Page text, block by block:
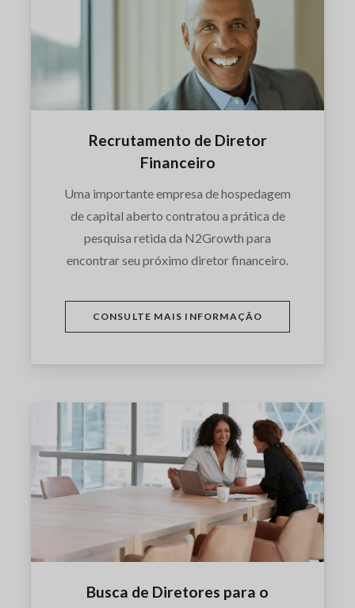
Recrutamento de Diretor
Financeiro
Uma importante empresa de hospedagem
de capital aberto contratou a prática de
pesquisa retida da N2Growth para
encontrar seu próximo diretor financeiro.
CONSULTE MAIS INFORMAÇÃO
Busca de Diretores para o